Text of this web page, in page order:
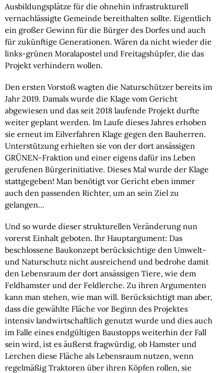
Ausbildungsplätze für die ohnehin infrastrukturell
vernachlässigte Gemeinde bereithalten sollte. Eigentlich
ein großer Gewinn für die Bürger des Dorfes und auch
für zukünftige Generationen. Wären da nicht wieder die
links-grünen Moralapostel und Freitagshüpfer, die das
Projekt verhindern wollen.
Den ersten Vorstoß wagten die Naturschützer bereits im
Jahr 2019. Damals wurde die Klage vom Gericht
abgewiesen und das seit 2018 laufende Projekt durfte
weiter geplant werden. Im Laufe dieses Jahres erhoben
sie erneut im Eilverfahren Klage gegen den Bauherren.
Unterstützung erhielten sie von der dort ansässigen
GRÜNEN-Fraktion und einer eigens dafür ins Leben
gerufenen Bürgerinitiative. Dieses Mal wurde der Klage
stattgegeben! Man benötigt vor Gericht eben immer
auch den passenden Richter, um an sein Ziel zu
gelangen…
Und so wurde dieser strukturellen Veränderung nun
vorerst Einhalt geboten. Ihr Hauptargument: Das
beschlossene Baukonzept berücksichtige den Umwelt-
und Naturschutz nicht ausreichend und bedrohe damit
den Lebensraum der dort ansässigen Tiere, wie dem
Feldhamster und der Feldlerche. Zu ihren Argumenten
kann man stehen, wie man will. Berücksichtigt man aber,
dass die gewählte Fläche vor Beginn des Projektes
intensiv landwirtschaftlich genutzt wurde und dies auch
im Falle eines endgültigen Baustopps weiterhin der Fall
sein wird, ist es äußerst fragwürdig, ob Hamster und
Lerchen diese Fläche als Lebensraum nutzen, wenn
regelmäßig Traktoren über ihren Köpfen rollen, sie